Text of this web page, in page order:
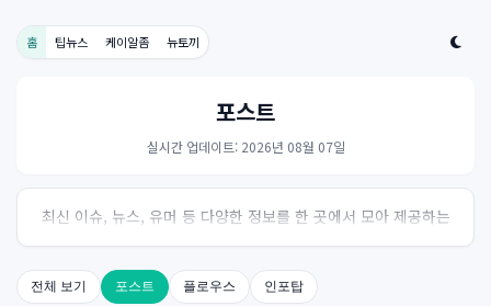
홈 팁뉴스 케이알좀 뉴토끼
포스트
실시간 업데이트: 2026년 08월 07일
최신 이슈, 뉴스, 유머 등 다양한 정보를 한 곳에서 모아 제공하는
사이트입니다. 오늘의 핫이슈를 한눈에 살펴보세요.
전체 보기 포스트 플로우스 인포탑